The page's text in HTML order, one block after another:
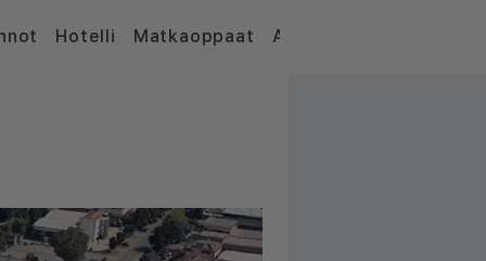
Hotelli Matkaoppaat Artikkelit